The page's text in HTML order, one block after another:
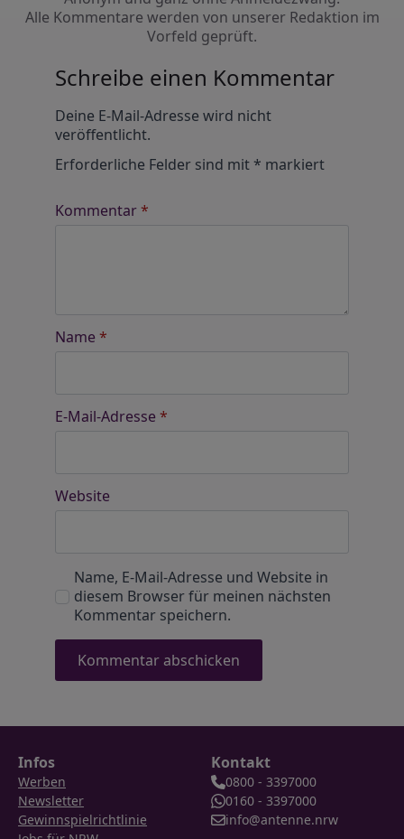
Alle Kommentare werden von unserer Redaktion im
Vorfeld geprüft.
Schreibe einen Kommentar
Deine E-Mail-Adresse wird nicht
veröffentlicht.
Erforderliche Felder sind mit* markiert
Kommentar*
Name *
E-Mail-Adresse *
Website
Name, E-Mail-Adresse und Website in
diesem Browser für meinen nächsten
Kommentar speichern.
Infos
Werben
Newsletter
Gewinnspielrichtlinie
Kontakt
0800 - 3397000
0160 - 3397000
info@antenne.nrw